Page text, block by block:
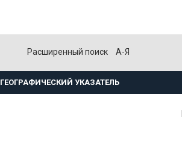
Расширенный поиск А-Я
ГЕОГРАФИЧЕСКИЙ УКАЗАТЕЛЬ